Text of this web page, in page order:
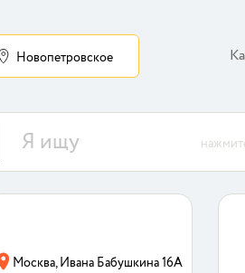
Новопетровское
Москва, Ивана Бабушкина 16А